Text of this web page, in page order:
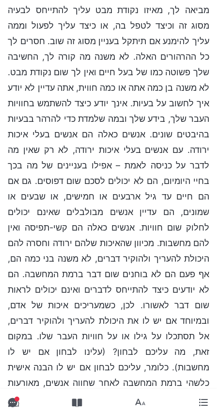
מביאה לך, מאיזו נקודת מבט עליך להתייחס לבעיה
מסוג זה וכיצד לטפל בה, או כיצד עליך לפעול וממה
עליך להימנע אם תיתקל בעניין מסוג זה שוב. חסרים לך
כל ההרהורים האלה. לא משנה מה קורה לך, החשיבה
שלך פשוטה כמו של בעל חיים ואין לך שום נקודת מבט.
לא משנה בן כמה אתה או כמה חווית, אתה עדיין לא יודע
איך לחשוב על בעיות. אינך יודע כיצד להשתמש בחוויות
העבר שלך, בידע שלך ובמה שלמדת כדי להרהר בבעיות
בהיבטים שונים. אנשים כאלה הם אנשים בעלי איכות
ירודה. עם אנשים בעלי איכות ירודה, לא רק שאין מה
לדבר על כניסה לאמת – אפילו בעניינים של מה בכך
בחיי היומיום, הם לא יכולים לסכם שום דפוסים. גם אם
הם חיים עד גיל ארבעים או חמישים, או שבעים או
שמונים, הם עדיין אנשים מבולבלים שאינם יכולים
לחלוק שום חוויות. אנשים כאלה הם קשי-תפיסה ואין
להם מחשבות. מכיוון שהאיכות שלהם ירודה וחסרה להם
היכולת להעריך ולהוקיר דברים, לא משנה בני כמה הם,
אף פעם הם לא בוחנים שום דבר ברמת המחשבה. הם
לא יודעים כיצד להתייחס לדברים ואינם יכולים לראות
שום דבר לאשורו. לכן, כשמעריכים איכות של אדם,
ובמיוחד אם יש לו את היכולת להעריך ולהוקיר דברים,
אל תסתכלו על גילו או על חוויות העבר שלו. במקום
זאת, מה עליכם לבחון? (עלינו לבחון אם יש לו
מחשבות). כלומר, עליכם לבחון אם יש לו הבנה אישית
כלשהי ברמת המחשבה לאחר שחווה אנשים, מאורעות
ודברים שונים במשך ארבעים או חמישים שנה, וכן אם